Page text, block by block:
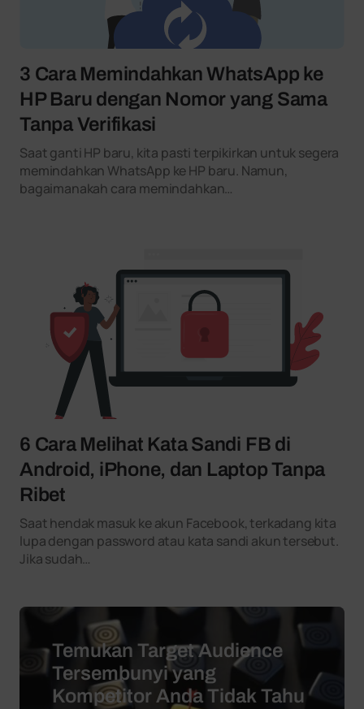
3 Cara Memindahkan WhatsApp ke
HP Baru dengan Nomor yang Sama
Tanpa Verifikasi
Saat ganti HP baru, kita pasti terpikirkan untuk segera
memindahkan WhatsApp ke HP baru. Namun,
bagaimanakah cara memindahkan…
6 Cara Melihat Kata Sandi FB di
Android, iPhone, dan Laptop Tanpa
Ribet
Saat hendak masuk ke akun Facebook, terkadang kita
lupa dengan password atau kata sandi akun tersebut.
Jika sudah…
Temukan Target Audience
Tersembunyi yang
Kompetitor Anda Tidak Tahu